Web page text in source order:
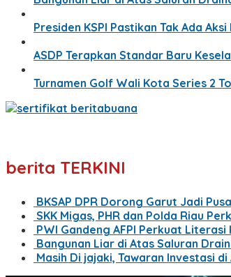
Presiden KSPI Pastikan Tak Ada
ASDP Terapkan Standar Baru
Turnamen Golf Wali Kota Series 2
berita TERKINI
BKSAP DPR Dorong Garut Jadi
SKK Migas, PHR dan Polda Riau
PWI Gandeng AFPI Perkuat
Bangunan Liar di Atas Saluran
Masih Di jajaki, Tawaran Investasi